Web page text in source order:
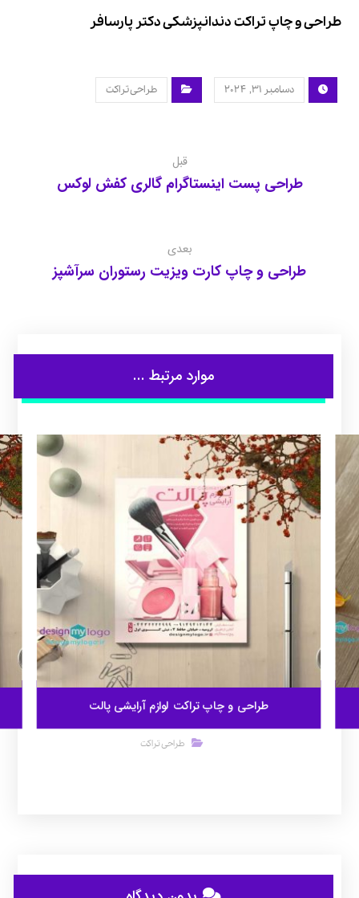
طراحی و چاپ تراکت دندانپزشکی دکتر پارسافر
دسامبر ۳۱, ۲۰۲۴ طراحی تراکت
قبل
طراحی پست اینستاگرام گالری کفش لوکس
بعدی
طراحی و چاپ کارت ویزیت رستوران سرآشپز
موارد مرتبط ...
طراحی و چاپ تراکت لوازم آرایشی پالت
طراحی تراکت